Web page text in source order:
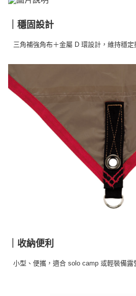
｜穩固設計
三角補強角布＋金屬 D 環設計，維持穩定
｜收納便利
小型、便攜，適合 solo camp 或輕裝備露